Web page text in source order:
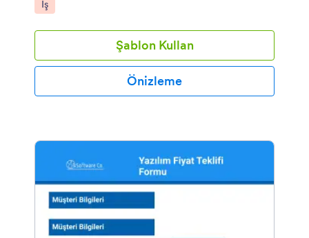
tedarikçileri, müşterilerine fiyat tahminlerini indirilmesi,
erişilmesi kolay güvenli PDF’ler olarak verebilirler.
Kategoriye git:
İş
Şablon Kullan
Önizleme